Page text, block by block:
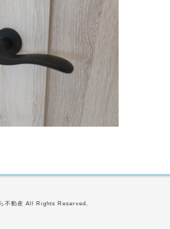
不動産 All Rights Reserved.